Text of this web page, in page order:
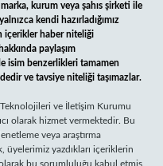
kurum veya şahıs şirketi ile
kendi hazırladığımız
içerikler haber niteliği
paylaşım
isim benzerlikleri tamamen
ve tavsiye niteliği taşımazlar.
ve İletişim Kurumu
olarak hizmet vermektedir. Bu
veya araştırma
yazdıkları içeriklerin
bu sorumluluğu kabul etmiş